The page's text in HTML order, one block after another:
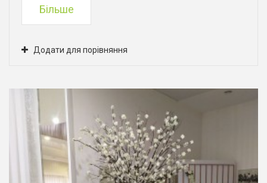
Більше
Додати для порівняння